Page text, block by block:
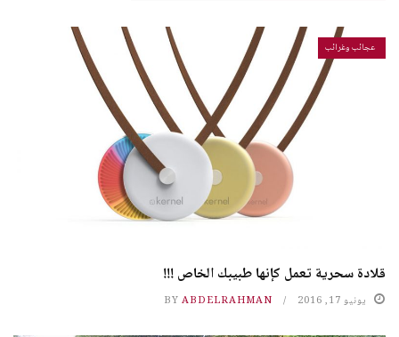
عجائب وغرائب
قلادة سحرية تعمل كإنها طبيبك الخاص !!!
يونيو 17, 2016 BY ABDELRAHMAN